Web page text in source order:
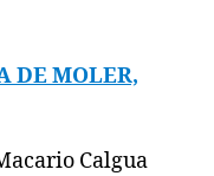
DE MOLER,
Calgua